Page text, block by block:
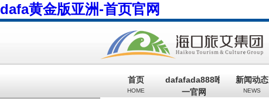
dafa黄金版亚洲-首页官网
首页
HOME
dafafada888唯
一官网
新闻动态
NEWS